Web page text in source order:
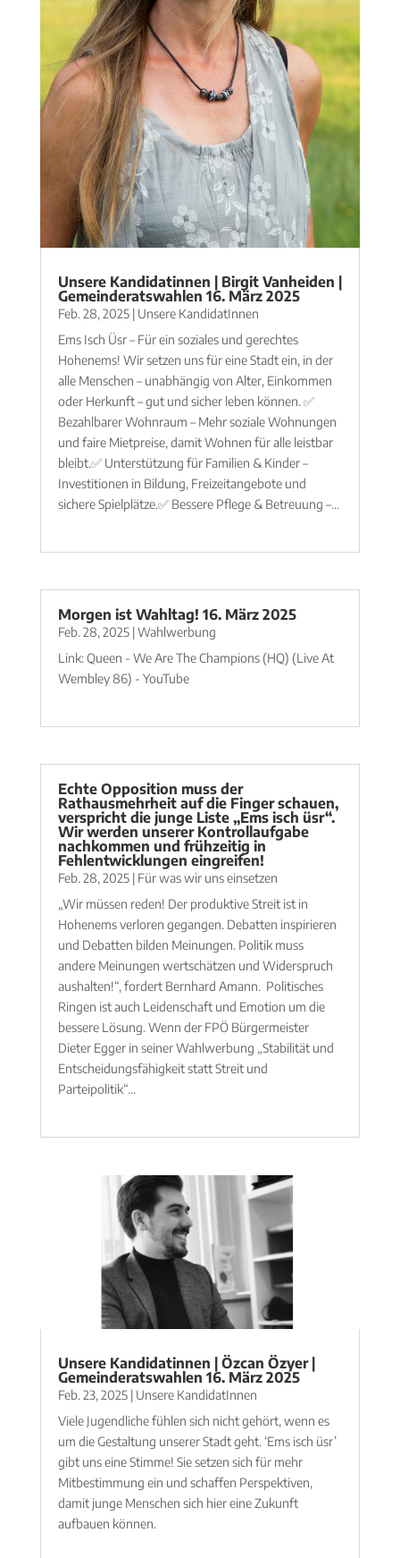
Unsere Kandidatinnen | Birgit Vanheiden |
Gemeinderatswahlen 16. März 2025
Feb. 28, 2025| Unsere KandidatInnen
Ems Isch Üsr – Für ein soziales und gerechtes
Hohenems! Wir setzen uns für eine Stadt ein, in der
alle Menschen – unabhängig von Alter, Einkommen
oder Herkunft – gut und sicher leben können. ✅
Bezahlbarer Wohnraum – Mehr soziale Wohnungen
und faire Mietpreise, damit Wohnen für alle leistbar
bleibt.✅ Unterstützung für Familien & Kinder –
Investitionen in Bildung, Freizeitangebote und
sichere Spielplätze.✅ Bessere Pflege & Betreuung –...
Morgen ist Wahltag! 16. März 2025
Feb. 28, 2025|Wahlwerbung
Link: Queen - We Are The Champions (HQ) (Live At
Wembley 86) - YouTube
Echte Opposition muss der
Rathausmehrheit auf die Finger schauen,
verspricht die junge Liste „Ems isch üsr“.
Wir werden unserer Kontrollaufgabe
nachkommen und frühzeitig in
Fehlentwicklungen eingreifen!
Feb. 28, 2025| Für was wir uns einsetzen
„Wir müssen reden! Der produktive Streit ist in
Hohenems verloren gegangen. Debatten inspirieren
und Debatten bilden Meinungen. Politik muss
andere Meinungen wertschätzen und Widerspruch
aushalten!“, fordert Bernhard Amann. Politisches
Ringen ist auch Leidenschaft und Emotion um die
bessere Lösung. Wenn der FPÖ Bürgermeister
Dieter Egger in seiner Wahlwerbung „Stabilität und
Entscheidungsfähigkeit statt Streit und
Parteipolitik“...
Unsere Kandidatinnen | Özcan Özyer |
Gemeinderatswahlen 16. März 2025
Feb. 23, 2025| Unsere KandidatInnen
Viele Jugendliche fühlen sich nicht gehört, wenn es
um die Gestaltung unserer Stadt geht. ‘Ems isch üsr’
gibt uns eine Stimme! Sie setzen sich für mehr
Mitbestimmung ein und schaffen Perspektiven,
damit junge Menschen sich hier eine Zukunft
aufbauen können.